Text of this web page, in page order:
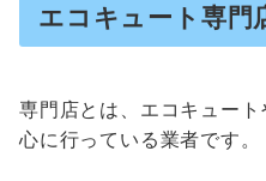
エコキュート専門
専門店とは、エコキュー
心に行っている業者です。